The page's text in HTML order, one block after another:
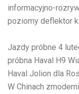
informacyjno-
poziomy deflektor
Jazdy próbne 4
próbna Haval H9
Haval Jolion dla
W Chinach